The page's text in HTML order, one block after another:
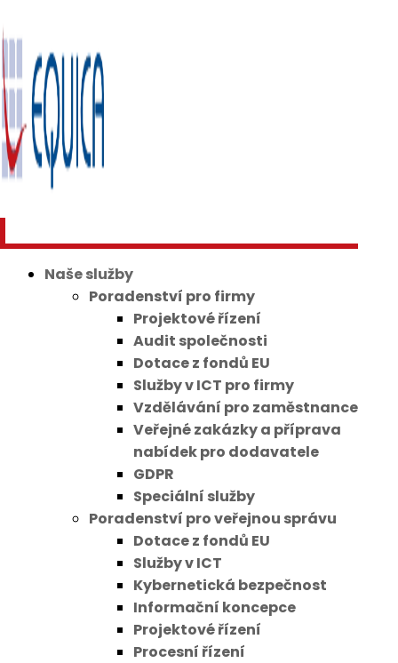
Naše služby
Poradenství pro firmy
Projektové řízení
Audit společnosti
Dotace z fondů EU
Služby v ICT pro firmy
Vzdělávání pro zaměstnance
Veřejné zakázky a příprava
nabídek pro dodavatele
GDPR
Speciální služby
Poradenství pro veřejnou správu
Dotace z fondů EU
Služby v ICT
Kybernetická bezpečnost
Informační koncepce
Projektové řízení
Procesní řízení